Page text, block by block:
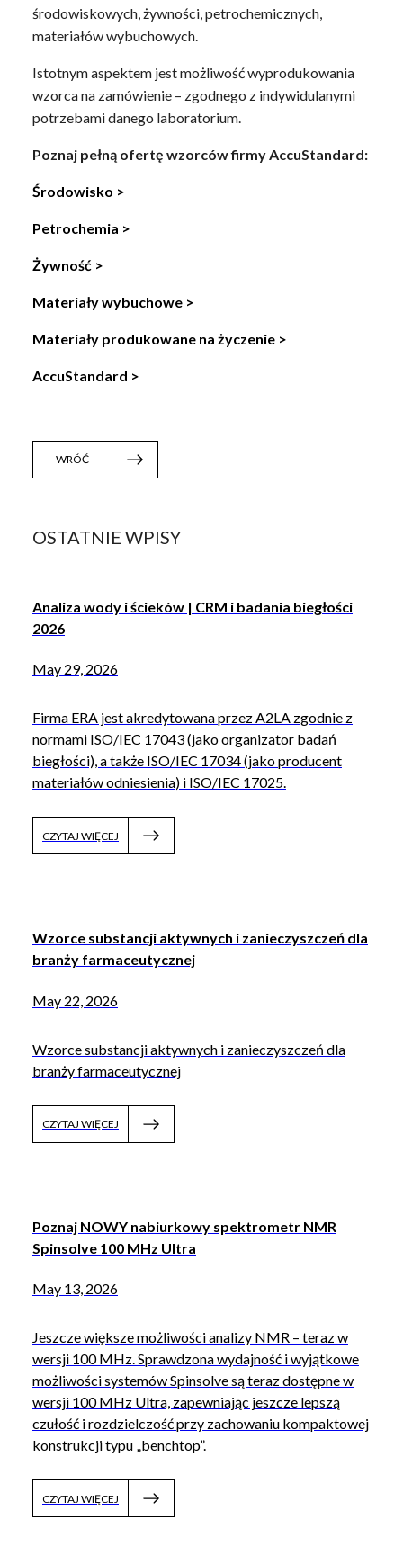
środowiskowych, żywności, petrochemicznych,
materiałów wybuchowych.
Istotnym aspektem jest możliwość wyprodukowania
wzorca na zamówienie – zgodnego z indywidulanymi
potrzebami danego laboratorium.
Poznaj pełną ofertę wzorców firmy AccuStandard:
Środowisko >
Petrochemia >
Żywność >
Materiały wybuchowe >
Materiały produkowane na życzenie >
AccuStandard >
WRÓĆ
OSTATNIE WPISY
Analiza wody i ścieków | CRM i badania biegłości
2026
May 29, 2026
Firma ERA jest akredytowana przez A2LA zgodnie z
normami ISO/IEC 17043 (jako organizator badań
biegłości), a także ISO/IEC 17034 (jako producent
materiałów odniesienia) i ISO/IEC 17025.
CZYTAJ WIĘCEJ
Wzorce substancji aktywnych i zanieczyszczeń dla
branży farmaceutycznej
May 22, 2026
Wzorce substancji aktywnych i zanieczyszczeń dla
branży farmaceutycznej
CZYTAJ WIĘCEJ
Poznaj NOWY nabiurkowy spektrometr NMR
Spinsolve 100 MHz Ultra
May 13, 2026
Jeszcze większe możliwości analizy NMR – teraz w
wersji 100 MHz. Sprawdzona wydajność i wyjątkowe
możliwości systemów Spinsolve są teraz dostępne w
wersji 100 MHz Ultra, zapewniając jeszcze lepszą
czułość i rozdzielczość przy zachowaniu kompaktowej
konstrukcji typu „benchtop”.
CZYTAJ WIĘCEJ